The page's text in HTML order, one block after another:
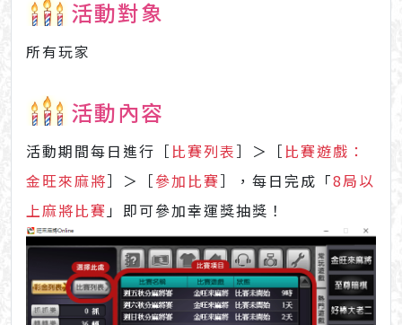
活動對象
所有玩家
活動內容
活動期間每日進行［比賽列表］＞［比賽遊戲：
金旺來麻將］＞［參加比賽］，每日完成「8局以
上麻將比賽」即可參加幸運獎抽獎！